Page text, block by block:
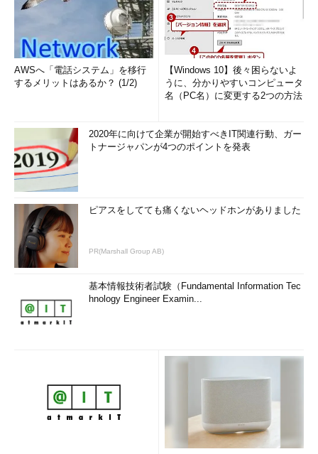
AWSへ「電話システム」を移行
するメリットはあるか？ (1/2)
【Windows 10】後々困らないよ
うに、分かりやすいコンピュータ
名（PC名）に変更する2つの方法
2020年に向けて企業が開始すべきIT関連行動、ガー
トナージャパンが4つのポイントを発表
ピアスをしてても痛くないヘッドホンがありました
PR(Marshall Group AB)
基本情報技術者試験（Fundamental Information Tec
hnology Engineer Examin...